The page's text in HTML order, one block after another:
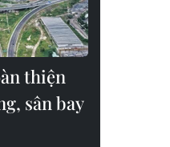
thiện
sân bay